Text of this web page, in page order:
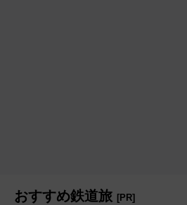
おすすめ鉄道旅 [PR]